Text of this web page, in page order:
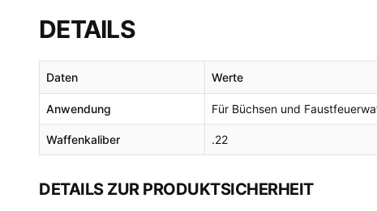
DETAILS
Daten Werte
Anwendung Für Büchsen und
Waffenkaliber .22
DETAILS ZUR PRODUKTSICHERHEIT